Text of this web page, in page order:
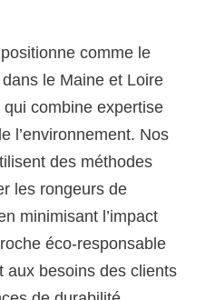
comme le
le Maine et Loire
combine expertise
l’environnement. Nos
des méthodes
les rongeurs de
minimisant l’impact
éco-responsable
aux besoins des clients